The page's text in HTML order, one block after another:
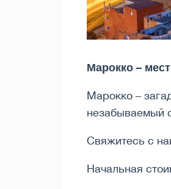
Марокко –
Марокко –
незабываемый
Свяжитесь с
Начальная